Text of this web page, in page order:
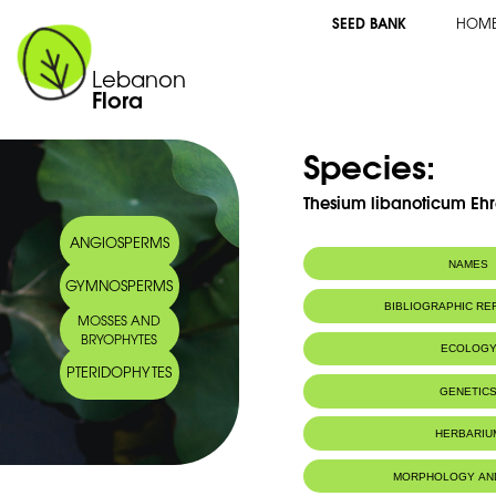
Lebanon
Flora
SEED BANK
ANGIOSPERMS
GYMNOSPERMS
MOSSES AND
BRYOPHYTES
PTERIDOPHYTES
Species:
Thesium libanoticum
NAMES
Common name: Thèsium du
Arabic name: ثيزيوم لبناني ‎
BIBLIOGRAPHIC
ECOLOGY
Lebanon
Habitat : Rochers du
MORPHOLOGY